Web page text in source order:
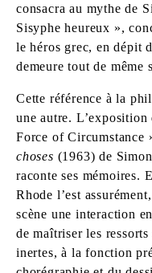
consacra au mythe de
Sisyphe heureux »,
le héros grec, en dépit
demeure tout de même
Cette référence à la
une autre.
Force of Circumstance
choses (1963) de
raconte ses mémoires.
Rhode l’est
scène une interaction
de maîtriser les
inertes, à la fonction